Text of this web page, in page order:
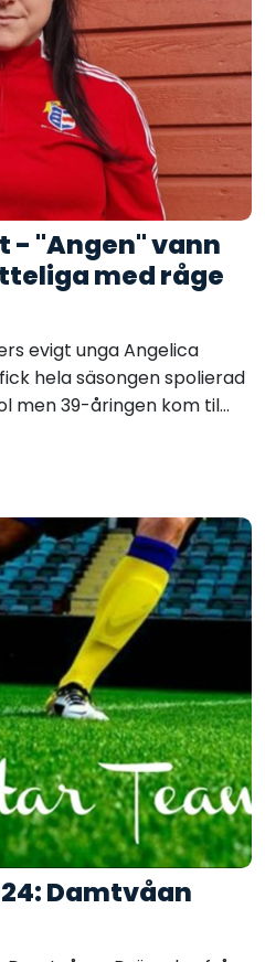
- "Angen" vann
med råge
evigt unga Angelica
hela säsongen spolierad
men 39-åringen kom til...
Damtvåan